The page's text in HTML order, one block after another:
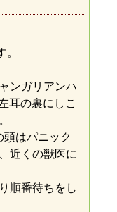
ンガリアンハ
耳の裏にしこ
はパニック
近くの獣医に
順番待ちをし